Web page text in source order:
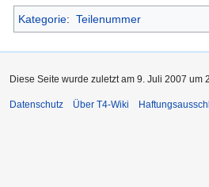
Kategorie: Teilenummer
Diese Seite wurde zuletzt am 9. Juli 2007 um
Datenschutz Über T4-Wiki